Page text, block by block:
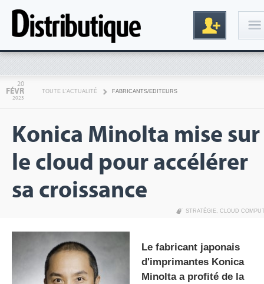
20
FÉVR
2023
TOUTE L'ACTUALITÉ FABRICANTS/EDITEURS
Konica Minolta mise sur
le cloud pour accélérer
sa croissance
STRATÉGIE, CLOUD
Le fabricant japonais
d'imprimantes Konica
Minolta a profité de la